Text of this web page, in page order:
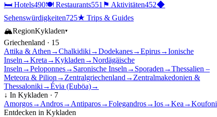
🛏 Hotels490🍽 Restaurants551 ⚑ Aktivitäten452◆
Sehenswürdigkeiten725★ Trips & Guides
🏔RegionKykladen▾
Griechenland · 15
Attika & Athen →Chalkidiki →Dodekanes→Epirus→Ionische
Inseln →Kreta →Kykladen →Nordägäische
Inseln →Peloponnes→ Saronische Inseln → Sporaden →Thessalien –
Meteora & Pilion → Zentralgriechenland → Zentralmakedonien &
Thessaloniki →Évia (Euböa)→
↓ In Kykladen · 7
Amorgos→ Andros→ Antiparos→Folegandros→Ios→Kea →
Entdecken in Kykladen